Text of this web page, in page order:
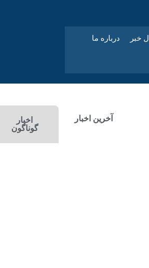
خبر درباره ما
آخرین اخبار
اخبار
گوناگون